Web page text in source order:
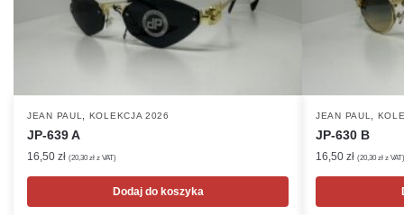
JEAN PAUL KOLEKCJA 2026
JP-639 A
16,50 zł (20,30 zł z VAT)
Dodaj do koszyka
JEAN PAUL
JP-630 B
16,50 zł (20,30 zł z VAT)